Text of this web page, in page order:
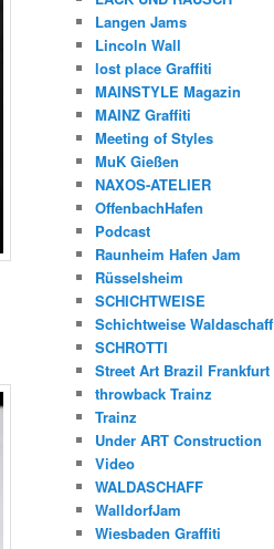
Langen Jams
Lincoln Wall
lost place Graffiti
MAINSTYLE Magazin
MAINZ Graffiti
Meeting of Styles
MuK Gießen
NAXOS-ATELIER
OffenbachHafen
Podcast
Raunheim Hafen Jam
Rüsselsheim
SCHICHTWEISE
Schichtweise Waldaschaff
SCHROTTI
Street Art Brazil Frankfurt
throwback Trainz
Trainz
Under ART Construction
Video
WALDASCHAFF
WalldorfJam
Wiesbaden Graffiti